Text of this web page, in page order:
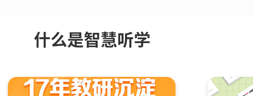
什么是智慧听学